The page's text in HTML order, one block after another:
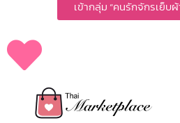
เข้ากลุ่ม “คนรักจักรเย็บผ้